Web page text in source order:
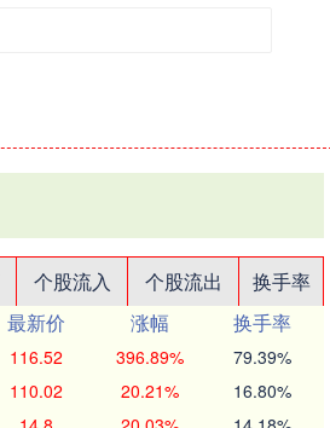
个股流入 个股流出
换手率
最新价 涨幅
换手率
116.52 396.89% 79.39%
110.02 20.21% 16.80%